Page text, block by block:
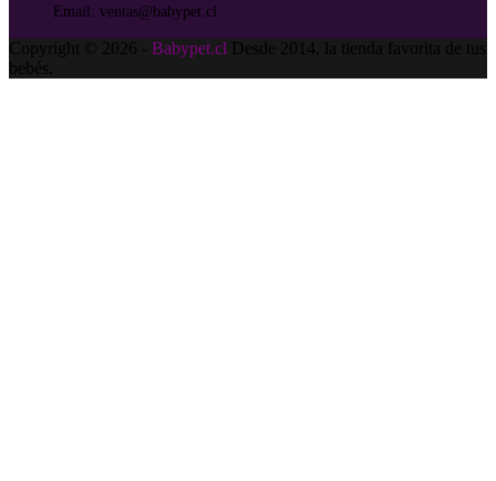
Email: ventas@babypet.cl
Copyright © 2026 - Babypet.cl Desde 2014, la tienda favorita de tus
bebés.